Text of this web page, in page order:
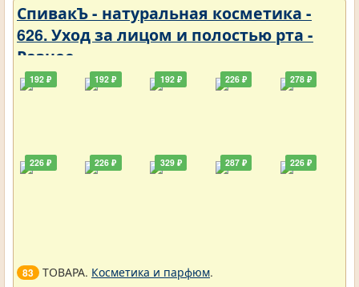
СпивакЪ - натуральная косметика -
626. Уход за лицом и полостью рта -
Разное
192 ₽
226 ₽
192 ₽
226 ₽
192 ₽
329 ₽
226 ₽
287 ₽
278 ₽
226 ₽
83 ТОВАРА. Косметика и парфюм.